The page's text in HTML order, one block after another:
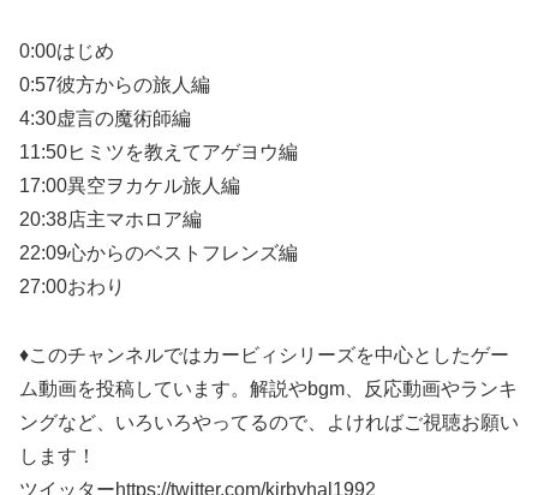
0:00はじめ
0:57彼方からの旅人編
4:30虚言の魔術師編
11:50ヒミツを教えてアゲヨウ編
17:00異空ヲカケル旅人編
20:38店主マホロア編
22:09心からのベストフレンズ編
27:00おわり
♦このチャンネルではカービィシリーズを中心としたゲー
ム動画を投稿しています。解説やbgm、反応動画やランキ
ングなど、いろいろやってるので、よければご視聴お願い
します！
ツイッターhttps://twitter.com/kirbyhal1992